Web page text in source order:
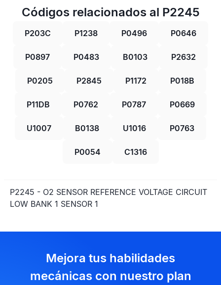
Códigos relacionados al P2245
P203C P1238 P0496 P0646
P0897 P0483 B0103 P2632
P0205 P2845 P1172 P018B
P11DB P0762 P0787 P0669
U1007 B0138 U1016 P0763
P0054 C1316
P2245 - O2 SENSOR REFERENCE VOLTAGE CIRCUIT
LOW BANK 1 SENSOR 1
Mejora tus habilidades
mecánicas con nuestro plan